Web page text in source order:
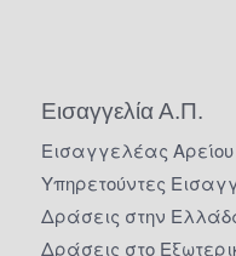
Εισαγγελία Α.Π.
Εισαγγελέας
Υπηρετούντες
Δράσεις στην
Δράσεις στο